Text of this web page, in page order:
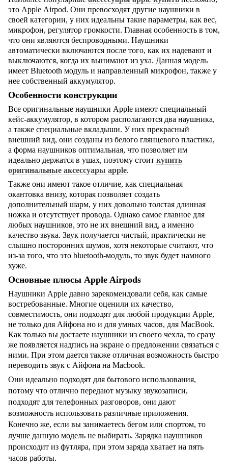
это Apple Airpod. Они превосходят другие наушники в
своей категории, у них идеальны такие параметры, как вес,
микрофон, регулятор громкости. Главная особенность в том,
что они являются беспроводными. Наушники
автоматически включаются после того, как их надевают и
выключаются, когда их вынимают из уха. Данная модель
имеет Bluetooth модуль и направленный микрофон, также у
нее собственный аккумулятор.
Особенности конструкции
Все оригинальные наушники Apple имеют специальный
кейс-аккумулятор, в котором располагаются два наушника,
а также специальные вкладыши. У них прекрасный
внешний вид, они созданы из белого глянцевого пластика,
а форма наушников оптимальная, что позволяет им
идеально держатся в ушах, поэтому стоит купить
оригинальные аксессуары apple.
Также они имеют такое отличие, как специальная
окантовка внизу, которая позволяет создать
дополнительный шарм, у них довольно толстая длинная
ножка и отсутствует провода. Однако самое главное для
любых наушников, это не их внешний вид, а именно
качество звука. Звук получается чистый, практически не
слышно посторонних шумов, хотя некоторые считают, что
из-за того, что это bluetooth-модуль, то звук будет намного
хуже.
Основные плюсы Apple Airpods
Наушники Apple давно зарекомендовали себя, как самые
востребованные. Многие оценили их качество,
совместимость, они подходят для любой продукции Apple,
не только для Айфона но и для умных часов, для MacBook.
Как только вы достаете наушники из своего чехла, то сразу
же появляется надпись на экране о предложении связаться с
ними. При этом дается также отличная возможность быстро
переводить звук с Айфона на Macbook.
Они идеально подходят для бытового использования,
потому что отлично передают музыку звукозаписи,
подходят для телефонных разговоров, они дают
возможность использовать различные приложения.
Конечно же, если вы занимаетесь бегом или спортом, то
лучше данную модель не выбирать. Зарядка наушников
происходит из футляра, при этом заряда хватает на пять
часов работы.